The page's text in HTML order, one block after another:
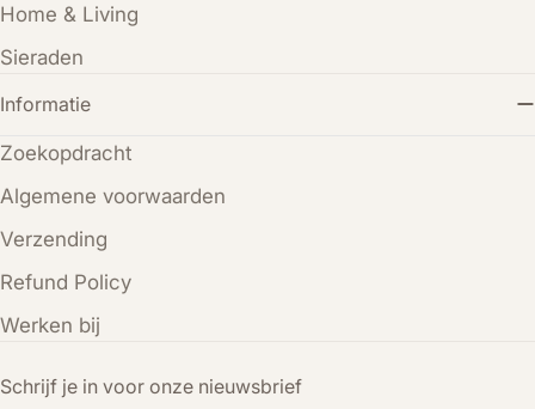
Schrijf je in voor onze nieuwsbrief
Home & Living
Sieraden
Informatie
Zoekopdracht
Algemene voorwaarden
Verzending
Refund Policy
Werken bij